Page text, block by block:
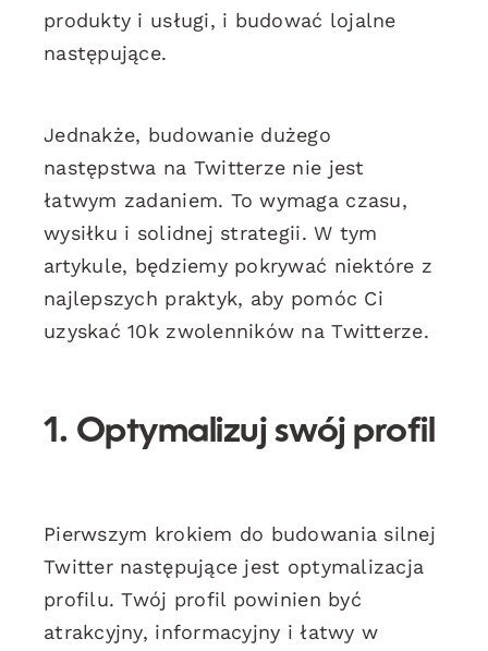
produkty i usługi, i budować lojalne
następujące.
Jednakże, budowanie dużego
następstwa na Twitterze nie jest
łatwym zadaniem. To wymaga czasu,
wysiłku i solidnej strategii. W tym
artykule, będziemy pokrywać niektóre z
najlepszych praktyk, aby pomóc Ci
uzyskać 10k zwolenników na Twitterze.
1. Optymalizuj swój profil
Pierwszym krokiem do budowania silnej
Twitter następujące jest optymalizacja
profilu. Twój profil powinien być
atrakcyjny, informacyjny i łatwy w